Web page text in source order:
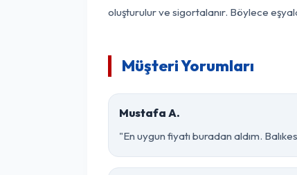
oluşturulur ve sigortalanır. Böylece
Müşteri Yorumları
Mustafa A.
"En uygun fiyatı buradan aldım.